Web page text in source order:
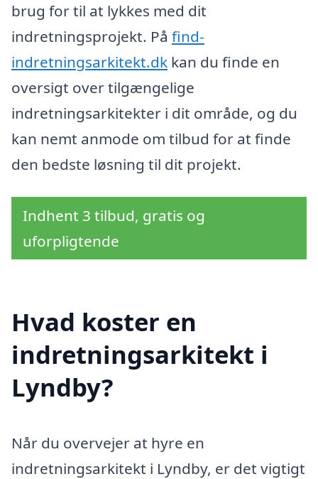
brug for til at lykkes med dit
indretningsprojekt. På find-
indretningsarkitekt.dk kan du finde en
oversigt over tilgængelige
indretningsarkitekter i dit område, og du
kan nemt anmode om tilbud for at finde
den bedste løsning til dit projekt.
Indhent 3 tilbud, gratis og
uforpligtende
Hvad koster en
indretningsarkitekt i
Lyndby?
Når du overvejer at hyre en
indretningsarkitekt i Lyndby, er det vigtigt